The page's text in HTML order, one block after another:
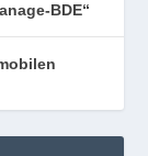
BDE“